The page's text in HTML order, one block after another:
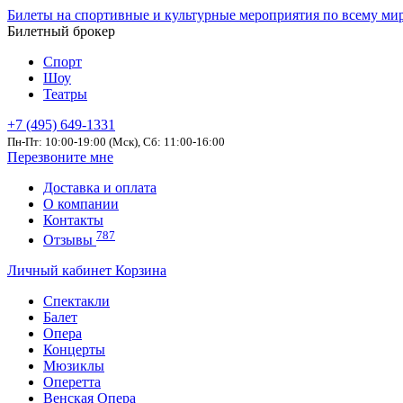
Билеты на спортивные и культурные мероприятия по всему
Билетный брокер
Спорт
Шоу
Театры
+7 (495) 649-1331
Пн-Пт: 10:00-19:00 (Мск), Сб: 11:00-16:00
Перезвоните мне
Доставка и оплата
О компании
Контакты
Отзывы 787
Личный кабинет Корзина
Спектакли
Балет
Опера
Концерты
Мюзиклы
Оперетта
Венская Опера